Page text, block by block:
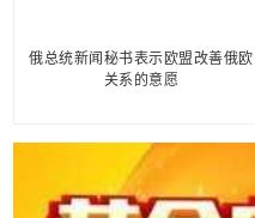
俄总统新闻秘书表示欧盟改善俄欧
关系的意愿